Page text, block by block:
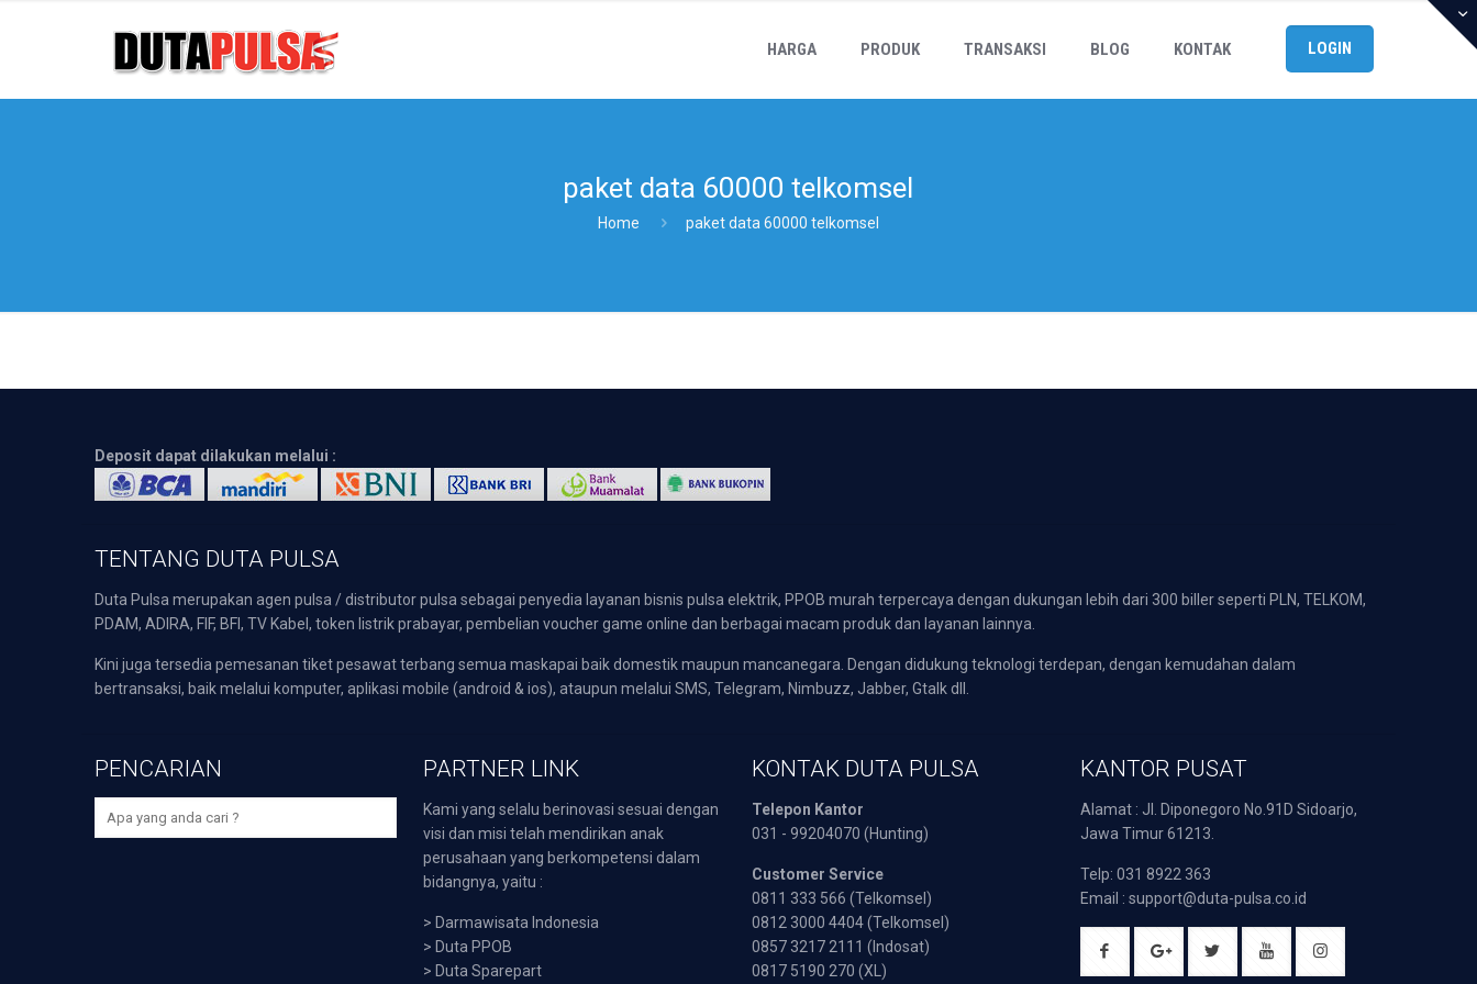
HARGA PRODUK TRANSAKSI BLOG KONTAK LOGIN
paket data 60000 telkomsel
Home paket data 60000 telkomsel
Deposit dapat dilakukan melalui :
TENTANG DUTA PULSA
Duta Pulsa merupakan agen pulsa / distributor pulsa sebagai penyedia layanan bisnis pulsa elektrik, PPOB murah terpercaya dengan dukungan lebih dari 300 biller seperti PLN, TELKOM,
PDAM, ADIRA, FIF, BFI, TV Kabel, token listrik prabayar, pembelian voucher game online dan berbagai macam produk dan layanan lainnya.
Kini juga tersedia pemesanan tiket pesawat terbang semua maskapai baik domestik maupun mancanegara. Dengan didukung teknologi terdepan, dengan kemudahan dalam
bertransaksi, baik melalui komputer, aplikasi mobile (android & ios), ataupun melalui SMS, Telegram, Nimbuzz, Jabber, Gtalk dll.
PENCARIAN PARTNER LINK
Kami yang selalu berinovasi sesuai dengan
visi dan misi telah mendirikan anak
perusahaan yang berkompetensi dalam
bidangnya, yaitu :
> Darmawisata Indonesia
> Duta PPOB
> Duta Sparepart
KONTAK DUTA PULSA
Telepon Kantor
031 - 99204070 (Hunting)
Customer Service
0811 333 566 (Telkomsel)
0812 3000 4404 (Telkomsel)
0857 3217 2111 (Indosat)
0817 5190 270 (XL)
KANTOR PUSAT
Alamat : Jl. Diponegoro No.91D Sidoarjo,
Jawa Timur 61213.
Telp: 031 8922 363
Email : support@duta-pulsa.co.id